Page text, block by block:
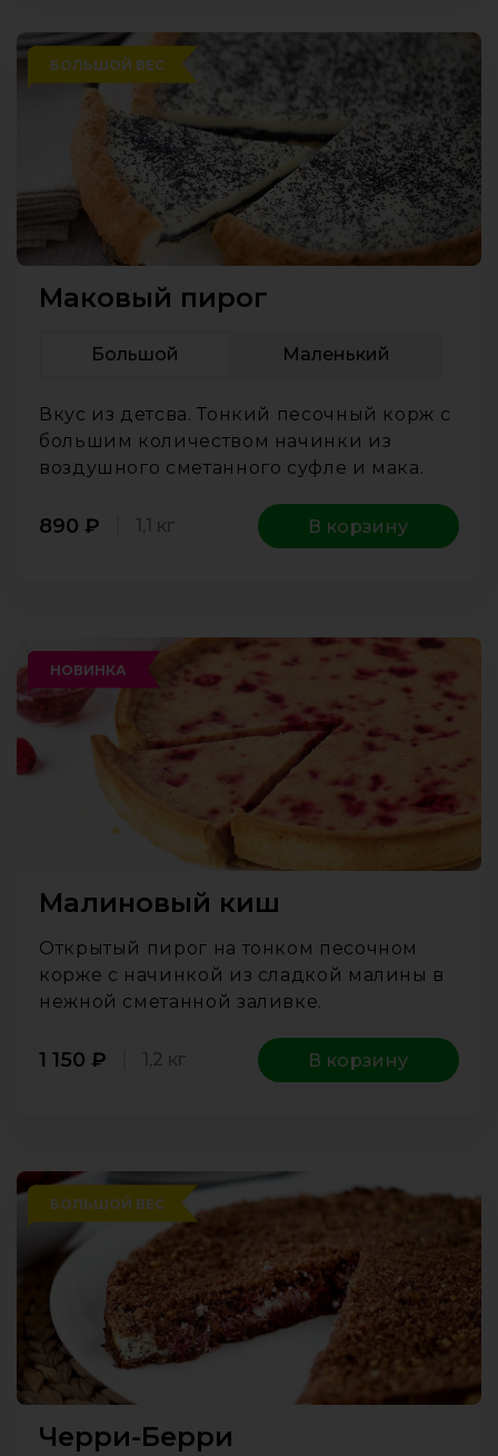
БОЛЬШОЙ ВЕС
Маковый пирог
Большой Маленький
Вкус из детсва. Тонкий песочный корж с
большим количеством начинки из
воздушного сметанного суфле и мака.
890 ₽ 1,1 кг В корзину
НОВИНКА
Малиновый киш
Открытый пирог на тонком песочном
корже с начинкой из сладкой малины в
нежной сметанной заливке.
1 150 ₽ 1,2 кг В корзину
БОЛЬШОЙ ВЕС
Черри-Берри